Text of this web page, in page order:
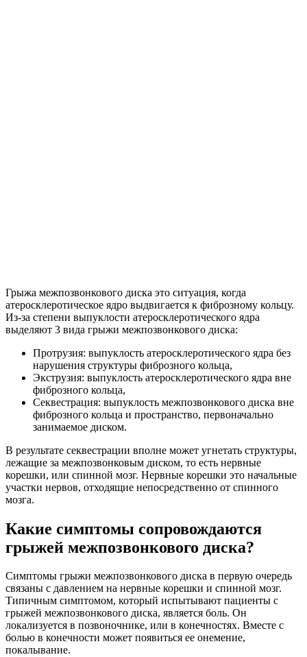
Грыжа межпозвонкового диска это ситуация, когда
атеросклеротическое ядро выдвигается к фиброзному кольцу.
Из-за степени выпуклости атеросклеротического ядра
выделяют 3 вида грыжи межпозвонкового диска:
Протрузия: выпуклость атеросклеротического ядра без
нарушения структуры фиброзного кольца,
Экструзия: выпуклость атеросклеротического ядра вне
фиброзного кольца,
Секвестрация: выпуклость межпозвонкового диска вне
фиброзного кольца и пространство, первоначально
занимаемое диском.
В результате секвестрации вполне может угнетать структуры,
лежащие за межпозвонковым диском, то есть нервные
корешки, или спинной мозг. Нервные корешки это начальные
участки нервов, отходящие непосредственно от спинного
мозга.
Какие симптомы сопровождаются
грыжей межпозвонкового диска?
Симптомы грыжи межпозвонкового диска в первую очередь
связаны с давлением на нервные корешки и спинной мозг.
Типичным симптомом, который испытывают пациенты с
грыжей межпозвонкового диска, является боль. Он
локализуется в позвоночнике, или в конечностях. Вместе с
болью в конечности может появиться ее онемение,
покалывание.